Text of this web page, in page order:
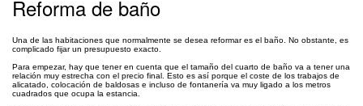
Reforma de baño
Una de las habitaciones que normalmente se desea reformar es el baño. No obstante, es
complicado fijar un presupuesto exacto.
Para empezar, hay que tener en cuenta que el tamaño del cuarto de baño va a tener una
relación muy estrecha con el precio final. Esto es así porque el coste de los trabajos de
alicatado, colocación de baldosas e incluso de fontanería va muy ligado a los metros
cuadrados que ocupa la estancia.